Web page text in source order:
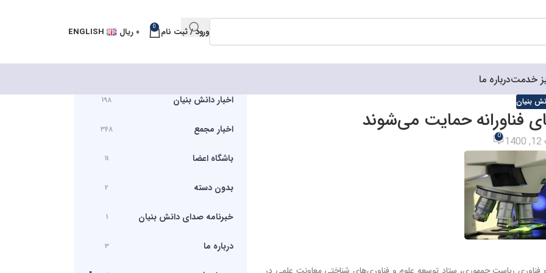
ورود / ثبت نام 0 ۰ ریال ENGLISH
خدمتدرباره ما
بنیان
فناورانه حمایت می‌شوند
0
اخبار دانش بنیان 198
اخبار مجمع 348
باشگاه اعضا 11
بدون دسته 2
خبرنامه صدای دانش بنیان 1
درباره ما 3